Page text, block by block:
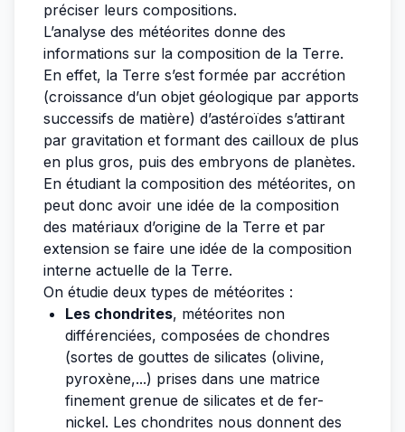
préciser leurs compositions.
L’analyse des météorites donne des
informations sur la composition de la Terre.
En effet, la Terre s’est formée par accrétion
(croissance d’un objet géologique par apports
successifs de matière) d’astéroïdes s’attirant
par gravitation et formant des cailloux de plus
en plus gros, puis des embryons de planètes.
En étudiant la composition des météorites, on
peut donc avoir une idée de la composition
des matériaux d’origine de la Terre et par
extension se faire une idée de la composition
interne actuelle de la Terre.
On étudie deux types de météorites :
Les chondrites, météorites non
différenciées, composées de chondres
(sortes de gouttes de silicates (olivine,
pyroxène,...) prises dans une matrice
finement grenue de silicates et de fer-
nickel. Les chondrites nous donnent des